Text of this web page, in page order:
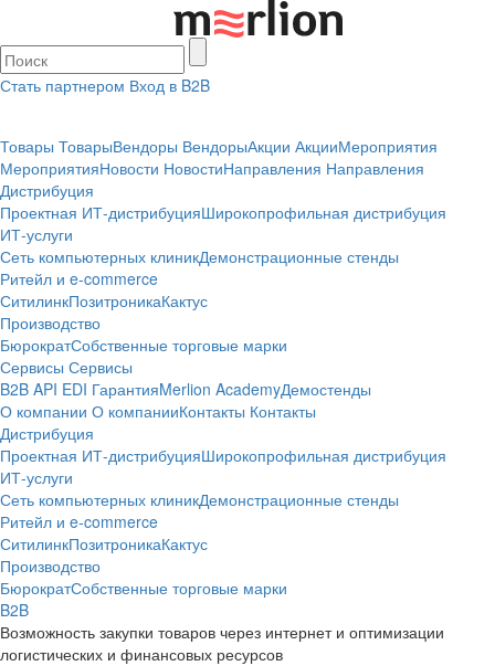
Стать партнером Вход в B2B
Товары ТоварыВендоры ВендорыАкции АкцииМероприятия
МероприятияНовости НовостиНаправления Направления
Дистрибуция
Проектная ИТ-дистрибуцияШирокопрофильная дистрибуция
ИТ-услуги
Сеть компьютерных клиникДемонстрационные стенды
Ритейл и e-commerce
СитилинкПозитроникаКактус
Производство
БюрократСобственные торговые марки
Сервисы Сервисы
B2B API EDI ГарантияMerlion AcademyДемостенды
О компании О компанииКонтакты Контакты
Дистрибуция
Проектная ИТ-дистрибуцияШирокопрофильная дистрибуция
ИТ-услуги
Сеть компьютерных клиникДемонстрационные стенды
Ритейл и e-commerce
СитилинкПозитроникаКактус
Производство
БюрократСобственные торговые марки
B2B
Возможность закупки товаров через интернет и оптимизации
логистических и финансовых ресурсов